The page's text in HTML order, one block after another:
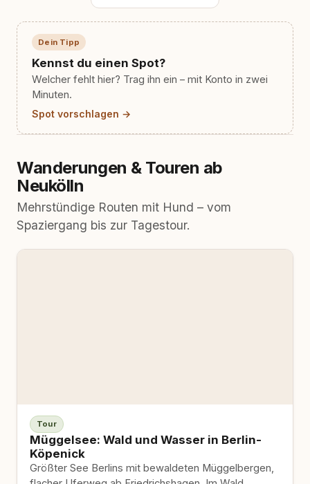
Dein Tipp
Kennst du einen Spot?
Welcher fehlt hier? Trag ihn ein – mit Konto in zwei
Minuten.
Spot vorschlagen →
Wanderungen & Touren ab
Neukölln
Mehrstündige Routen mit Hund – vom
Spaziergang bis zur Tagestour.
Tour
Müggelsee: Wald und Wasser in Berlin-
Köpenick
Größter See Berlins mit bewaldeten Müggelbergen,